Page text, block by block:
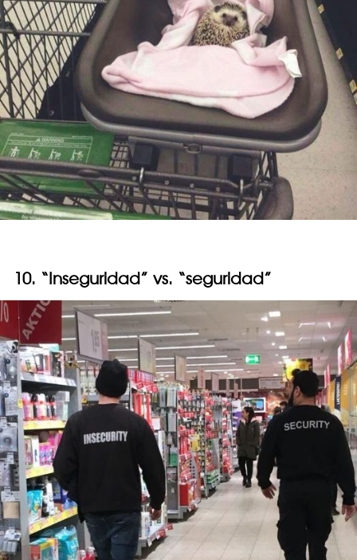
10. “Inseguridad” vs. “seguridad”